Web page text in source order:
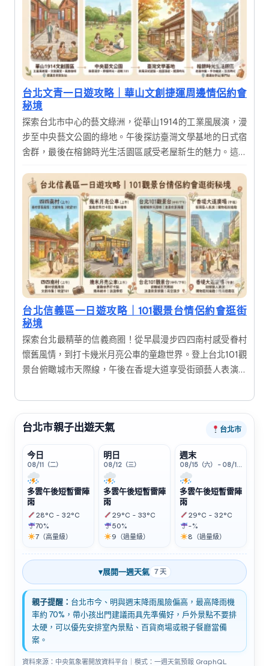
台北文青一日遊攻略｜華山文創捷運周邊情侶約會
秘境
探索台北市中心的藝文綠洲，從華山1914的工業風展演，漫
步至中央藝文公園的綠地。午後探訪臺灣文學基地的日式宿
舍群，最後在榕錦時光生活園區感受老屋新生的魅力。這是
愛攝影與慢活氛圍的旅人。
台北信義區一日遊攻略｜101觀景台情侶約會逛街
秘境
探索台北最精華的信義商圈！從早晨漫步四四南村感受眷村
懷舊風情，到打卡幾米月亮公車的童趣世界。登上台北101觀
景台俯瞰城市天際線，午後在香堤大道享受街頭藝人表演與
完美一日遊，帶您深度體驗台北的多元魅力。
台北市親子出遊天氣 台北市
今日
08/11（二）
多雲午後短暫雷陣
雨
28°C - 32°C
70%
7（高量級）
明日
08/12（三）
多雲午後短暫雷陣
雨
29°C - 33°C
50%
9（過量級）
週末
08/15（六） - 08/16（日）
多雲午後短暫雷陣
雨
29°C - 32°C
-%
8（過量級）
▾展開一週天氣 7 天
親子提醒： 台北市今、明與週末降雨風險偏高，最高降雨機
率約 70%，帶小孩出門建議雨具先準備好，戶外景點不要排
太硬，可以優先安排室內景點、百貨商場或親子餐廳當備
案。
資料來源：中央氣象署開放資料平台｜模式：一週天氣預報 GraphQL